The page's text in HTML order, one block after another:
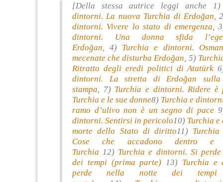
[Della stessa autrice leggi anche
dintorni. La nuova Turchia di Erdoğan,
dintorni. Vivere lo stato di emergenza ,
dintorni. Una donna sfida
Erdoğan , 4) Turchia e dintorni.
mecenate che disturba Erdoğan , 5)
Ritratto degli eredi politici di Atatürk
dintorni. La stretta di Erdoğan
stampa , 7) Turchia e dintorni. Ridere è
Turchia e le sue donne8) Turchia e
ramo d’ulivo non è un segno di pace
dintorni. Sentirsi in pericolo10) Turchia
morte dello Stato di diritto11)
Cose che accadono dentro
Turchia 12) Turchia e dintorni. Si
dei tempi (prima parte) 13) Turchia e
perde nella notte dei tempi